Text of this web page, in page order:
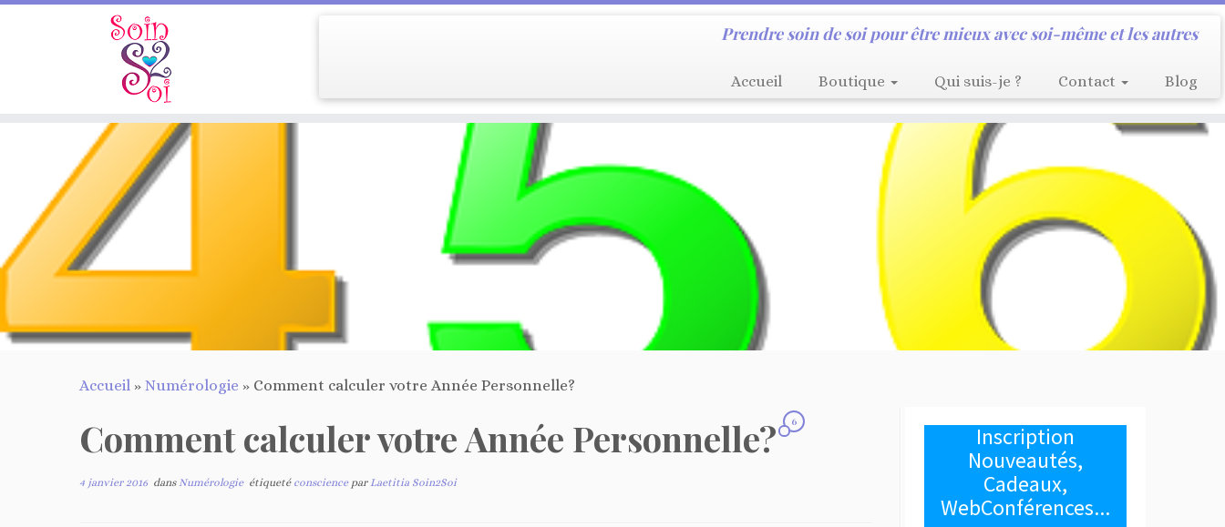
contenu
Prendre soin de soi pour être mieux avec soi-même et les autres
Accueil Boutique Qui suis-je ? Contact Blog
Accueil » Numérologie » Comment calculer votre Année Personnelle?
Comment calculer votre Année Personnelle? 6
4 janvier 2016 dans Numérologie étiqueté conscience par Laetitia Soin2Soi